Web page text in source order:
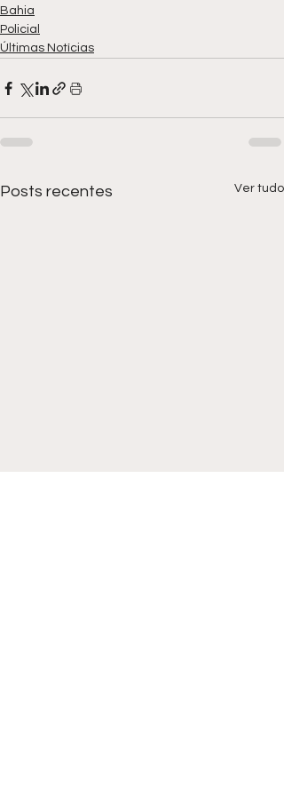
Bahia
Policial
Últimas Notícias
Posts recentes Ver tudo